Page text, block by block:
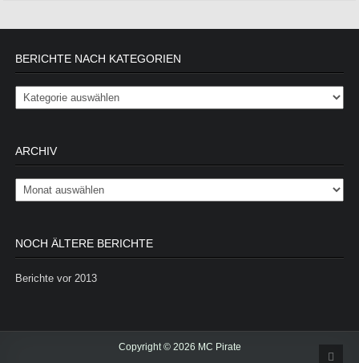
BERICHTE NACH KATEGORIEN
Berichte nach Kategorien
ARCHIV
Archiv
NOCH ÄLTERE BERICHTE
Berichte vor 2013
Copyright © 2026 MC Pirate